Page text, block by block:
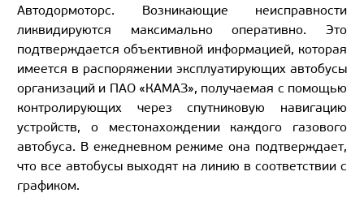
Автодормоторс. Возникающие неисправности
ликвидируются максимально оперативно. Это
подтверждается объективной информацией, которая
имеется в распоряжении эксплуатирующих автобусы
организаций и ПАО «КАМАЗ», получаемая с помощью
контролирующих через спутниковую навигацию
устройств, о местонахождении каждого газового
автобуса. В ежедневном режиме она подтверждает,
что все автобусы выходят на линию в соответствии с
графиком.